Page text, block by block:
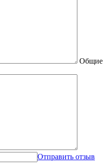
Общие
Отправить отзыв